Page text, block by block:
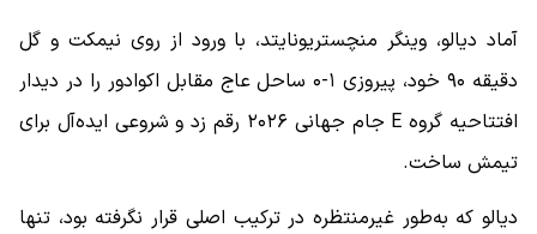
آماد دیالو، وینگر منچستریونایتد، با ورود از روی نیمکت و گل
دقیقه ۹۰ خود، پیروزی ۱-۰ ساحل عاج مقابل اکوادور را در دیدار
افتتاحیه گروه E جام جهانی ۲۰۲۶ رقم زد و شروعی ایده‌آل برای
تیمش ساخت.
دیالو که به‌طور غیرمنتظره در ترکیب اصلی قرار نگرفته بود، تنها